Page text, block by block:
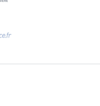
mail